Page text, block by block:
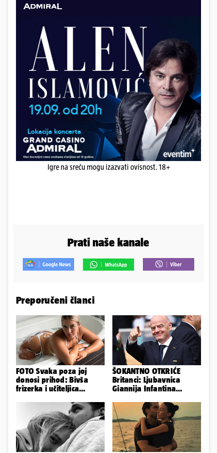
Igre na sreću mogu izazvati ovisnost. 18+
Prati naše kanale
Preporučeni članci
FOTO Svaka poza joj
donosi prihod: Bivša
frizerka i učiteljica
ŠOKANTNO OTKRIĆE
Britanci: Ljubavnica
Giannija Infantina
Uefe!?